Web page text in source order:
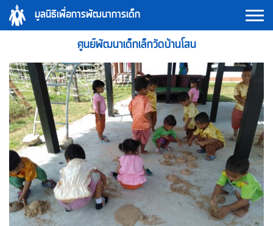
Skip
มูลนิธิเพื่อการพัฒนาการเด็ก
ศูนย์พัฒนาเด็กเล็กวัดบ้านโสน